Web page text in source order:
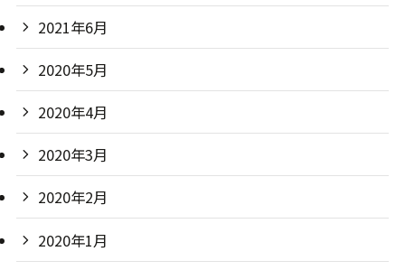
2021年6月
2020年5月
2020年4月
2020年3月
2020年2月
2020年1月